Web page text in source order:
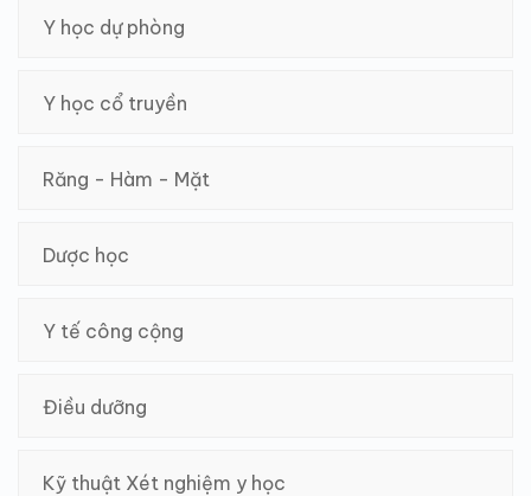
Y học dự phòng
Y học cổ truyền
Răng - Hàm - Mặt
Dược học
Y tế công cộng
Điều dưỡng
Kỹ thuật Xét nghiệm y học